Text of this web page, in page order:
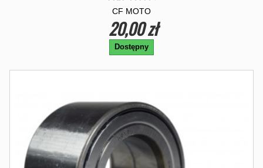
CF MOTO
20,00 zł
Dostępny